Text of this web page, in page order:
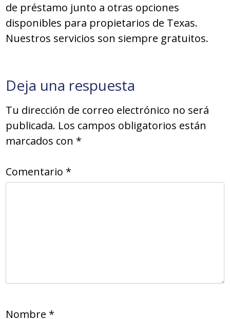
de préstamo junto a otras opciones
disponibles para propietarios de Texas.
Nuestros servicios son siempre gratuitos.
Deja una respuesta
Tu dirección de correo electrónico no será
publicada. Los campos obligatorios están
marcados con *
Comentario *
Nombre *